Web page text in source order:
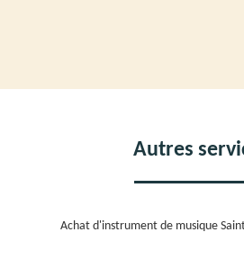
Autres
Achat d'instrument de musique